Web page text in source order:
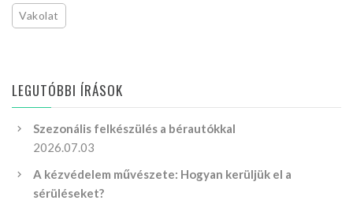
Vakolat
LEGUTÓBBI ÍRÁSOK
Szezonális felkészülés a bérautókkal
2026.07.03
A kézvédelem művészete: Hogyan kerüljük el a
sérüléseket?